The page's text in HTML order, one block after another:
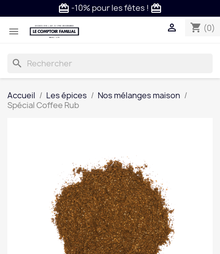
card_giftcard -10% pour les fêtes ! card_giftcard

shopping_cart (0)

search
Accueil Les épices
Nos mélanges maison
Spécial Coffee Rub